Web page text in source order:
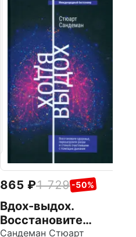
865 1 729 -50%
Вдох-выдох.
Восстановите
здоровье,
Сандеман Стюарт